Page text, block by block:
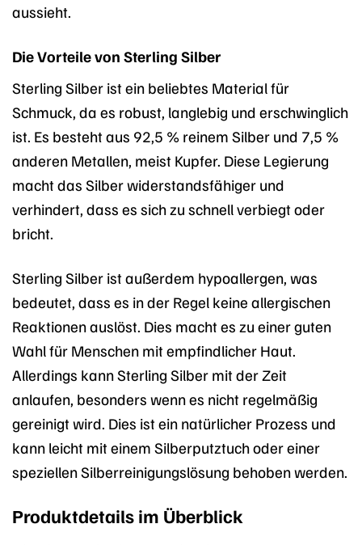
aussieht.
Die Vorteile von Sterling Silber
Sterling Silber ist ein beliebtes Material für
Schmuck, da es robust, langlebig und erschwinglich
ist. Es besteht aus 92,5 % reinem Silber und 7,5 %
anderen Metallen, meist Kupfer. Diese Legierung
macht das Silber widerstandsfähiger und
verhindert, dass es sich zu schnell verbiegt oder
bricht.
Sterling Silber ist außerdem hypoallergen, was
bedeutet, dass es in der Regel keine allergischen
Reaktionen auslöst. Dies macht es zu einer guten
Wahl für Menschen mit empfindlicher Haut.
Allerdings kann Sterling Silber mit der Zeit
anlaufen, besonders wenn es nicht regelmäßig
gereinigt wird. Dies ist ein natürlicher Prozess und
kann leicht mit einem Silberputztuch oder einer
speziellen Silberreinigungslösung behoben werden.
Produktdetails im Überblick